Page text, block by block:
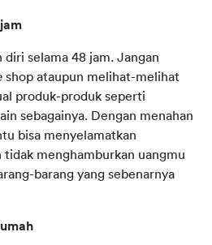
selama 48 jam. Jangan
shop ataupun melihat-melihat
produk-produk seperti
sebagainya. Dengan menahan
bisa menyelamatkan
tidak menghamburkan uangmu
barang yang sebenarnya